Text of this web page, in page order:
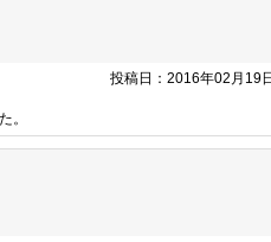
投稿日：2016年02月19日
。